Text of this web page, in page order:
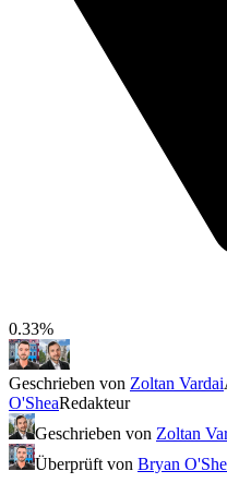
0.33%
Geschrieben von Zoltan Vardai
O'SheaRedakteur
Geschrieben von Zoltan
Überprüft von Bryan